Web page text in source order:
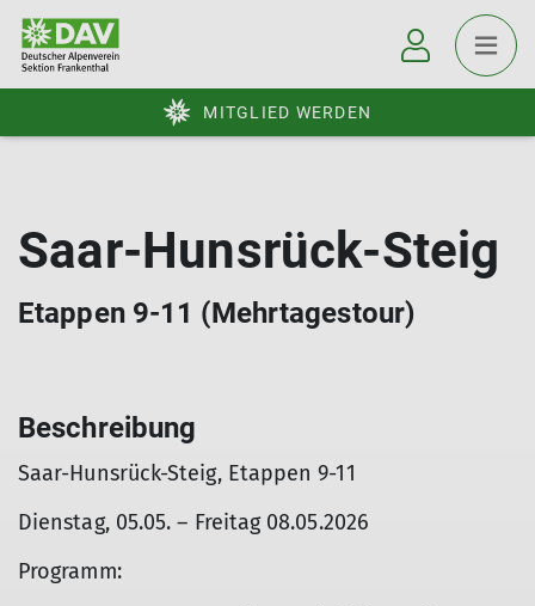
MITGLIED WERDEN
Saar-Hunsrück-Steig
Etappen 9-11 (Mehrtagestour)
Beschreibung
Saar-Hunsrück-Steig, Etappen 9-11
Dienstag, 05.05. – Freitag 08.05.2026
Programm: